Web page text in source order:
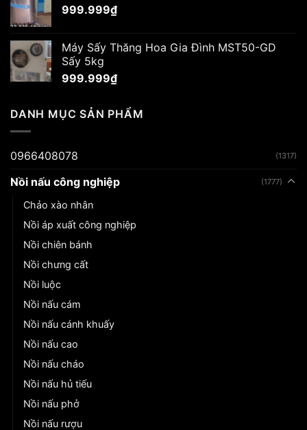
999.999₫
Máy Sấy Thăng Hoa Gia Đình MST50-GD
Sấy 5kg
999.999₫
DANH MỤC SẢN PHẨM
0966408078 (1317)
Nồi nấu công nghiệp (1777)
Chảo xào nhân
Nồi áp xuất công nghiệp
Nồi chiên bánh
Nồi chưng cất
Nồi luộc
Nồi nấu cám
Nồi nấu cánh khuấy
Nồi nấu cao
Nồi nấu cháo
Nồi nấu hủ tiếu
Nồi nấu phở
Nồi nấu rượu